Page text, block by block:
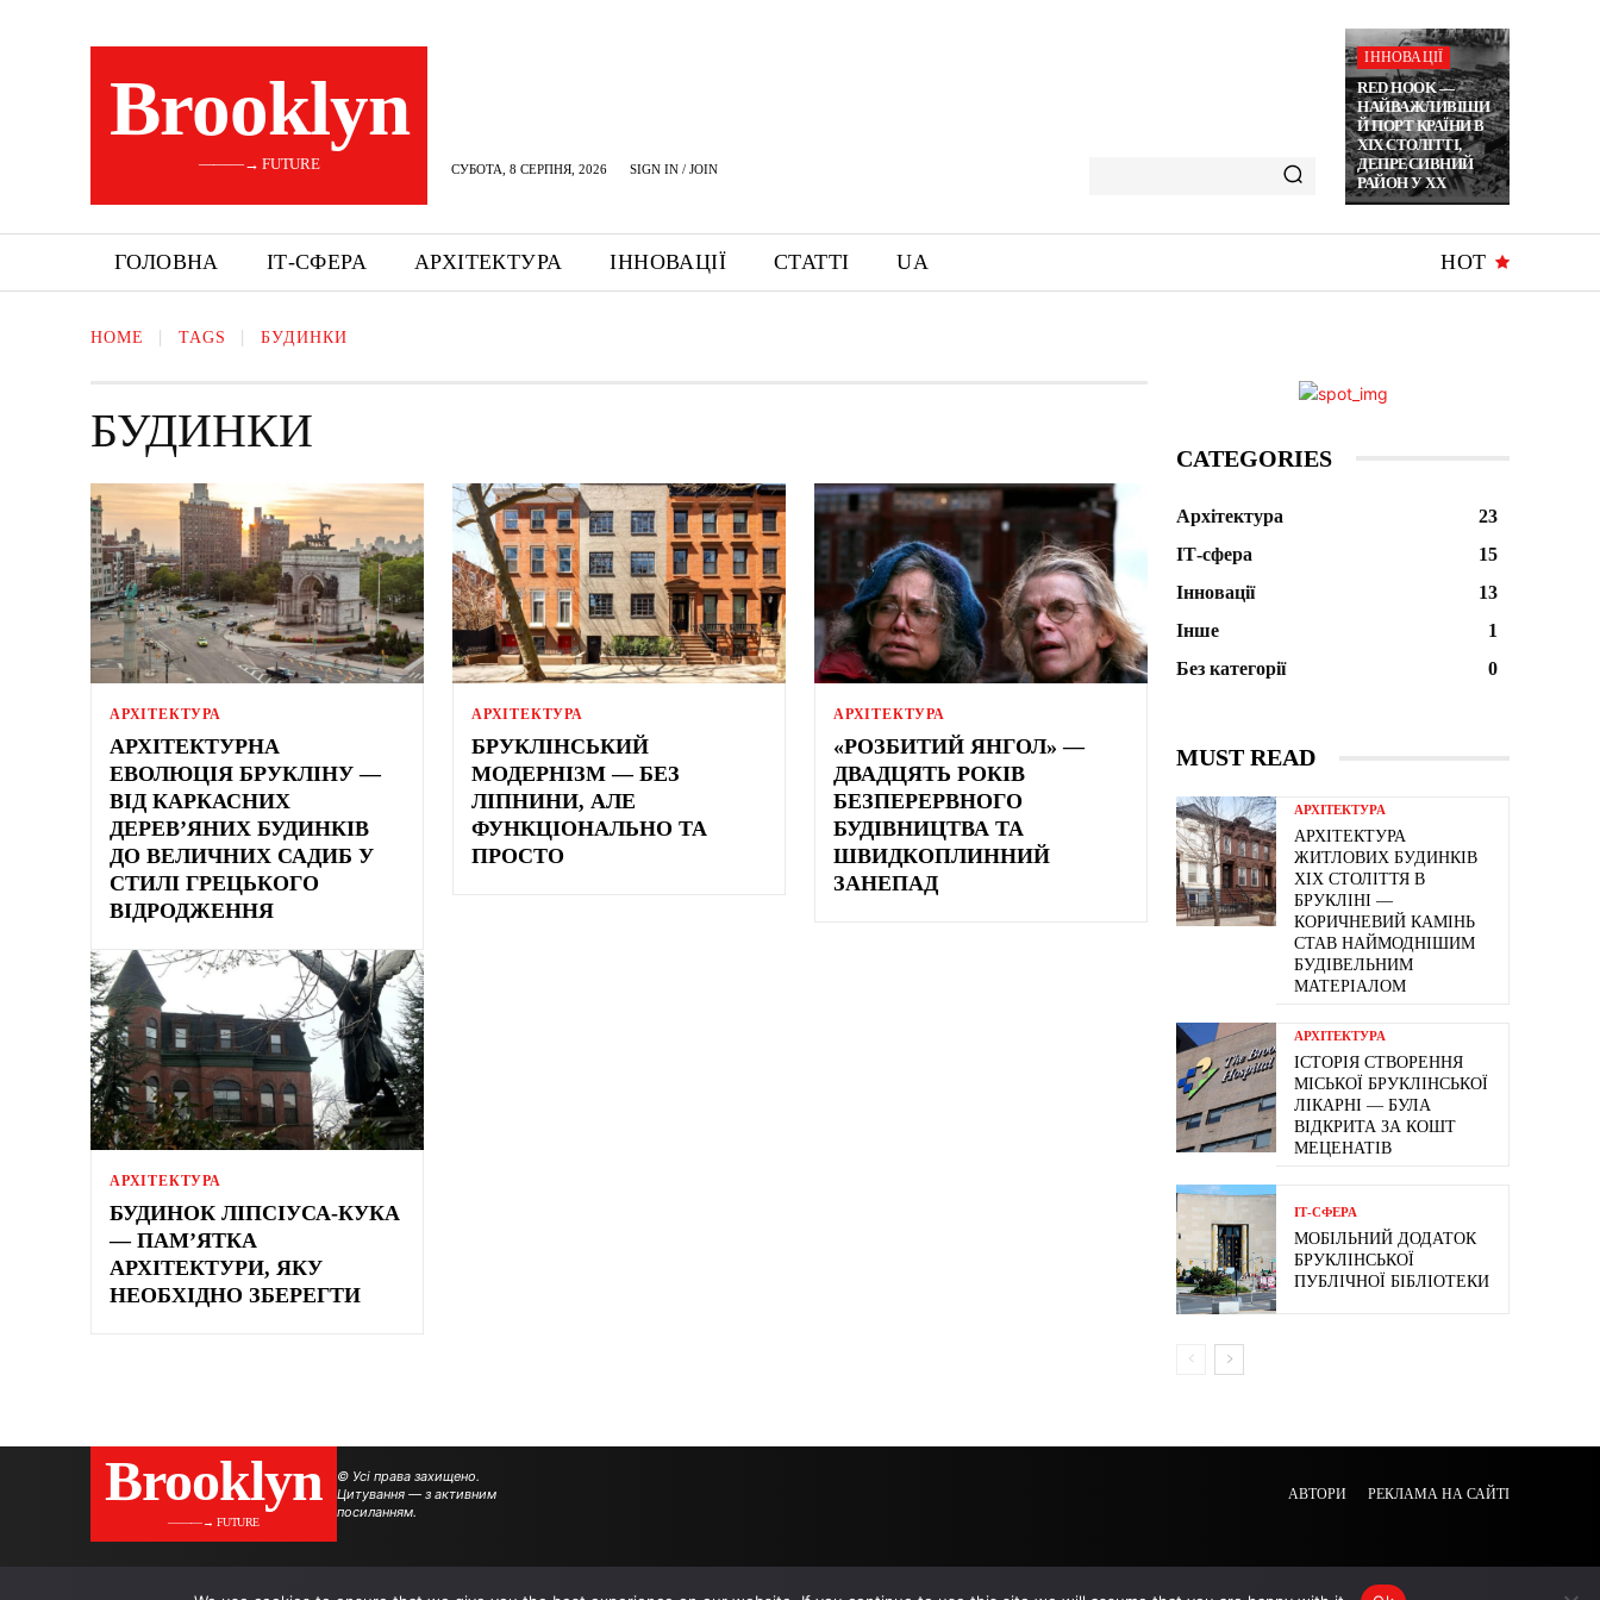
Brooklyn
———→ FUTURE СУБОТА, 8 СЕРПНЯ, 2026 SIGN IN / JOIN
ІННОВАЦІЇ
RED HOOK —
НАЙВАЖЛИВІШИ
Й ПОРТ КРАЇНИ В
ХІХ СТОЛІТТІ,
ДЕПРЕСИВНИЙ
РАЙОН У XX
ГОЛОВНА ІТ-СФЕРА АРХІТЕКТУРА ІННОВАЦІЇ СТАТТІ UA HOT
HOME TAGS БУДИНКИ
БУДИНКИ
АРХІТЕКТУРА
АРХІТЕКТУРНА
ЕВОЛЮЦІЯ БРУКЛІНУ —
ВІД КАРКАСНИХ
ДЕРЕВ’ЯНИХ БУДИНКІВ
ДО ВЕЛИЧНИХ САДИБ У
СТИЛІ ГРЕЦЬКОГО
ВІДРОДЖЕННЯ
АРХІТЕКТУРА
БРУКЛІНСЬКИЙ
МОДЕРНІЗМ — БЕЗ
ЛІПНИНИ, АЛЕ
ФУНКЦІОНАЛЬНО ТА
ПРОСТО
АРХІТЕКТУРА
«РОЗБИТИЙ ЯНГОЛ» —
ДВАДЦЯТЬ РОКІВ
БЕЗПЕРЕРВНОГО
БУДІВНИЦТВА ТА
ШВИДКОПЛИННИЙ
ЗАНЕПАД
АРХІТЕКТУРА
БУДИНОК ЛІПСІУСА-КУКА
— ПАМ’ЯТКА
АРХІТЕКТУРИ, ЯКУ
НЕОБХІДНО ЗБЕРЕГТИ
CATEGORIES
Архітектура
23
ІТ-сфера
15
Інновації
13
Інше
1
Без категорії
0
MUST READ
АРХІТЕКТУРА
АРХІТЕКТУРА
ЖИТЛОВИХ БУДИНКІВ
ХІХ СТОЛІТТЯ В
БРУКЛІНІ —
КОРИЧНЕВИЙ КАМІНЬ
СТАВ НАЙМОДНІШИМ
БУДІВЕЛЬНИМ
МАТЕРІАЛОМ
АРХІТЕКТУРА
ІСТОРІЯ СТВОРЕННЯ
МІСЬКОЇ БРУКЛІНСЬКОЇ
ЛІКАРНІ — БУЛА
ВІДКРИТА ЗА КОШТ
МЕЦЕНАТІВ
ІТ-СФЕРА
МОБІЛЬНИЙ ДОДАТОК
БРУКЛІНСЬКОЇ
ПУБЛІЧНОЇ БІБЛІОТЕКИ
Brooklyn
———→ FUTURE
© Усі права захищено.
Цитування — з активним
посиланням.
АВТОРИ РЕКЛАМА НА САЙТІ